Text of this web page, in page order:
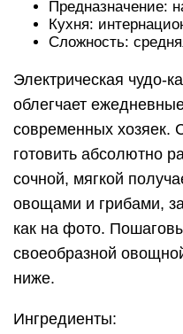
Предназначение:
Кухня:
Сложность:
Электрическая чудо-
облегчает
современных
готовить абсолютно
сочной, мягкой
овощами и грибами,
как на фото.
своеобразной
ниже.
Ингредиенты: